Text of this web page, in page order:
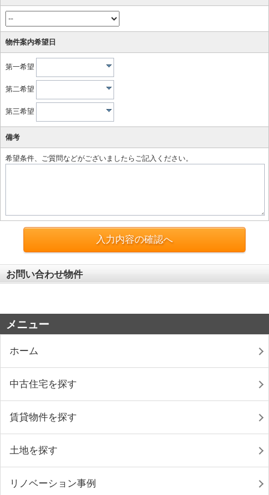
物件案内希望日
第一希望
第二希望
第三希望
備考
希望条件、ご質問などがございましたらご記入ください。
入力内容の確認へ
お問い合わせ物件
メニュー
ホーム
中古住宅を探す
賃貸物件を探す
土地を探す
リノベーション事例